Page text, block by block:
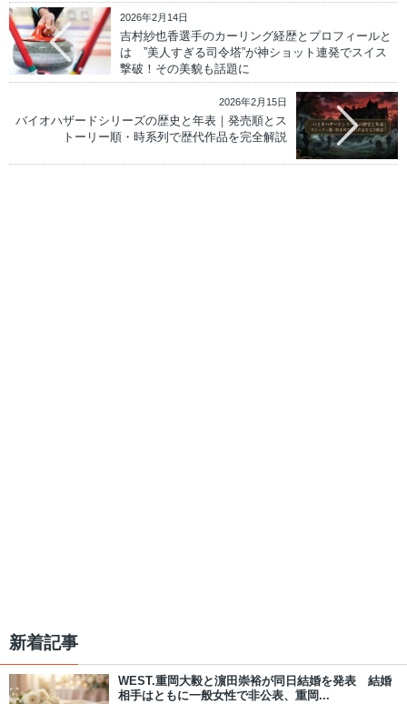
2026年2月14日
吉村紗也香選手のカーリング経歴とプロフィールと
は ”美人すぎる司令塔”が神ショット連発でスイス
撃破！その美貌も話題に
2026年2月15日
バイオハザードシリーズの歴史と年表｜発売順とス
トーリー順・時系列で歴代作品を完全解説
新着記事
WEST.重岡大毅と濵田崇裕が同日結婚を発表 結婚
相手はともに一般女性で非公表、重岡...